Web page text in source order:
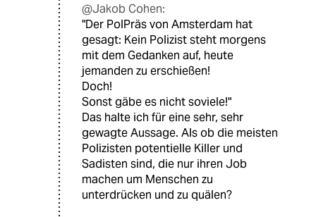
@Jakob Cohen:
"Der PolPräs von Amsterdam hat
gesagt: Kein Polizist steht morgens
mit dem Gedanken auf, heute
jemanden zu erschießen!
Doch!
Sonst gäbe es nicht soviele!"
Das halte ich für eine sehr, sehr
gewagte Aussage. Als ob die meisten
Polizisten potentielle Killer und
Sadisten sind, die nur ihren Job
machen um Menschen zu
unterdrücken und zu quälen?